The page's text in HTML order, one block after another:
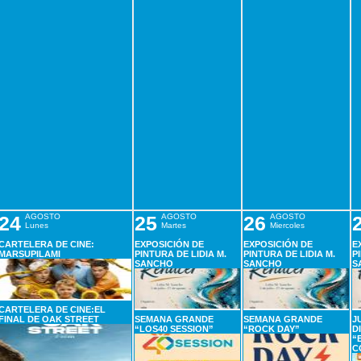
AGOSTO
Lunes
DE CINE:
DE CINE:EL
DE OAK STREET
25 AGOSTO
Martes
EXPOSICIÓN DE
PINTURA DE LIDIA M.
SANCHO
SEMANA GRANDE
“LOS40 SESSION”
26 AGOSTO
Miercoles
EXPOSICIÓN DE
PINTURA DE LIDIA M.
SANCHO
SEMANA GRANDE
“ROCK DAY”